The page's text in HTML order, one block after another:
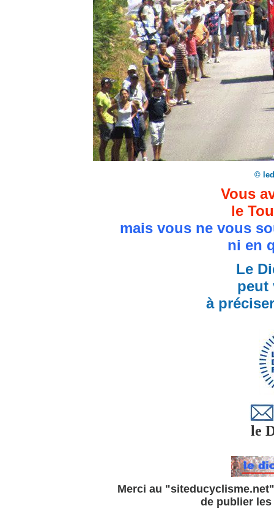
©
Vous
le
mais vous ne vous
ni en
Le
peut
à
le
Merci au
de publier